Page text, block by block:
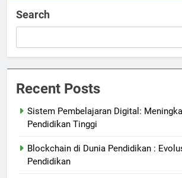
Search
Recent Posts
Sistem Pembelajaran Digital:
Pendidikan Tinggi
Blockchain di Dunia Pendidikan :
Pendidikan